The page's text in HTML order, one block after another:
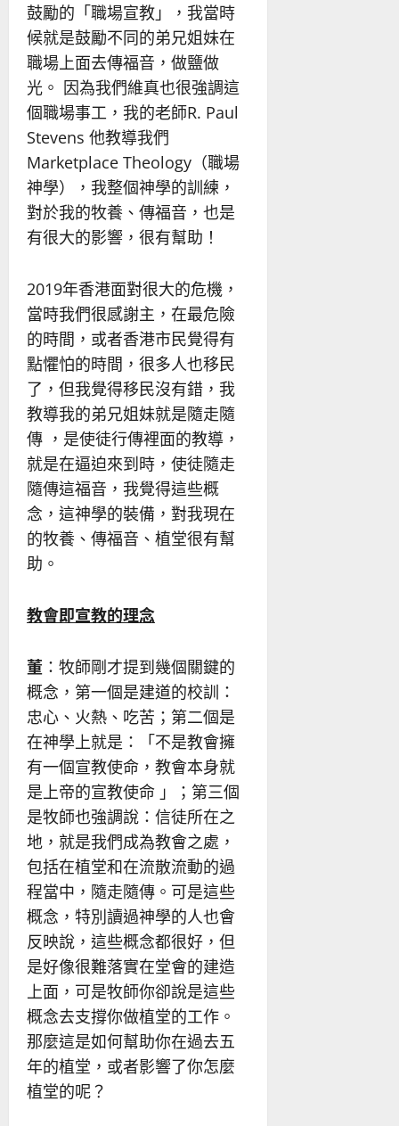
鼓勵的「職場宣教」，我當時
候就是鼓勵不同的弟兄姐妹在
職場上面去傳福音，做鹽做
光。 因為我們維真也很強調這
個職場事工，我的老師R. Paul
Stevens 他教導我們
Marketplace Theology（職場
神學），我整個神學的訓練，
對於我的牧養、傳福音，也是
有很大的影響，很有幫助！
2019年香港面對很大的危機，
當時我們很感謝主，在最危險
的時間，或者香港市民覺得有
點懼怕的時間，很多人也移民
了，但我覺得移民沒有錯，我
教導我的弟兄姐妹就是隨走隨
傳 ，是使徒行傳裡面的教導，
就是在逼迫來到時，使徒隨走
隨傳這福音，我覺得這些概
念，這神學的裝備，對我現在
的牧養、傳福音、植堂很有幫
助。
教會即宣教的理念
董 ：牧師剛才提到幾個關鍵的
概念，第一個是建道的校訓：
忠心、火熱、吃苦；第二個是
在神學上就是：「不是教會擁
有一個宣教使命，教會本身就
是上帝的宣教使命 」；第三個
是牧師也強調說：信徒所在之
地，就是我們成為教會之處，
包括在植堂和在流散流動的過
程當中，隨走隨傳。可是這些
概念，特別讀過神學的人也會
反映說，這些概念都很好，但
是好像很難落實在堂會的建造
上面，可是牧師你卻說是這些
概念去支撐你做植堂的工作。
那麼這是如何幫助你在過去五
年的植堂，或者影響了你怎麼
植堂的呢？